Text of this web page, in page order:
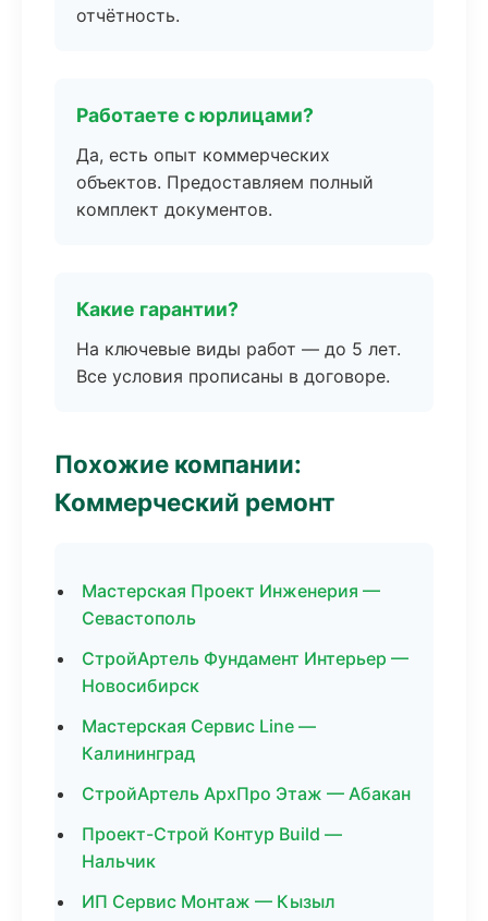
отчётность.
Работаете с юрлицами?
Да, есть опыт коммерческих
объектов. Предоставляем полный
комплект документов.
Какие гарантии?
На ключевые виды работ — до 5 лет.
Все условия прописаны в договоре.
Похожие компании:
Коммерческий ремонт
Мастерская Проект Инженерия —
Севастополь
СтройАртель Фундамент Интерьер —
Новосибирск
Мастерская Сервис Line —
Калининград
СтройАртель АрхПро Этаж — Абакан
Проект-Строй Контур Build —
Нальчик
ИП Сервис Монтаж — Кызыл